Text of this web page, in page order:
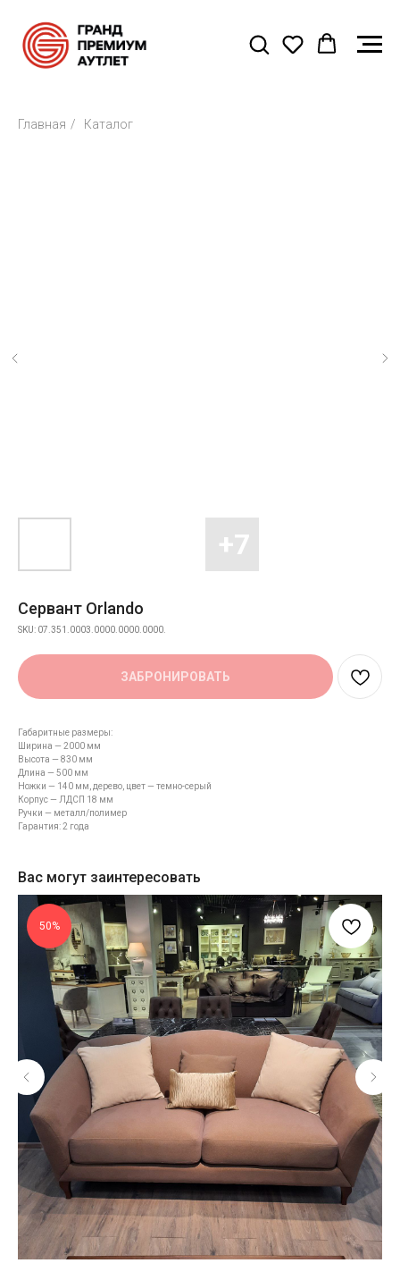
Главная / Каталог
Сервант Orlando
SKU: 07.351.0003.0000.0000.0000.
ЗАБРОНИРОВАТЬ
Габаритные размеры:
Ширина — 2000 мм
Высота — 830 мм
Длина — 500 мм
Ножки — 140 мм, дерево, цвет — темно-серый
Корпус — ЛДСП 18 мм
Ручки — металл/полимер
Гарантия: 2 года
Вас могут заинтересовать
50%